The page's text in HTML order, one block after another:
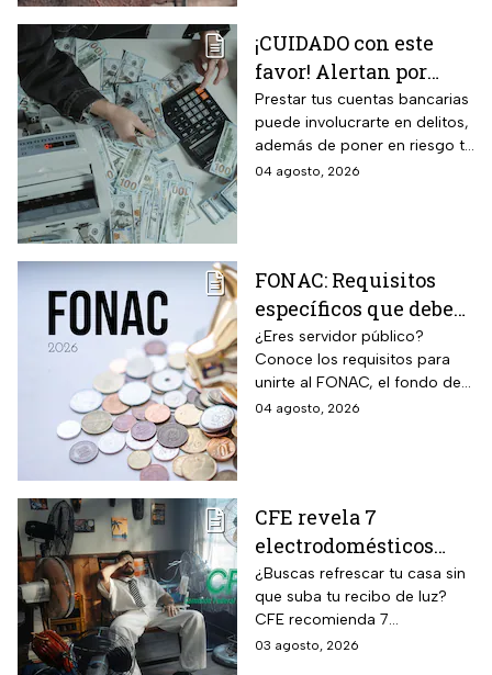
¡CUIDADO con este
favor! Alertan por
préstamo de cuentas
bancarias: razón por la
que debes decir que
Prestar tus cuentas bancarias
puede involucrarte en delitos,
además de poner en riesgo tu
patrimonio y situación legal;
04 agosto, 2026
FONAC: Requisitos
específicos que deben
cumplir los
trabajadores para
participar en él
¿Eres servidor público?
Conoce los requisitos para
unirte al FONAC, el fondo de
ahorro Capitalizable de los
04 agosto, 2026
CFE revela 7
electrodomésticos
para combatir el calor
sin que se dispare tu
recibo de luz
¿Buscas refrescar tu casa sin
que suba tu recibo de luz?
CFE recomienda 7
electrodomésticos eficientes
03 agosto, 2026